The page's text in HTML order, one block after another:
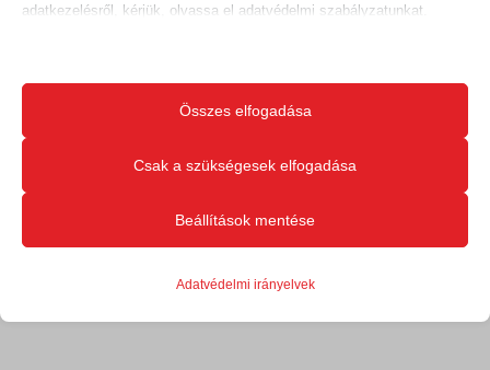
adatkezelésről, kérjük, olvassa el adatvédelmi szabályzatunkat.
Ne feledje, hogy ha bizonyos típusú sütik, vagy szolgáltatások
letiltása mellett dönt, az befolyásolhatja a webhely által nyújtott
élményét és az általunk kínált szolgáltatásokat.
működéséhez. Ezek a sütik és szolgáltatások a GDPR szerint nem
igénylik a felhasználó hozzájárulását.
Összes elfogadása
Csak a szükségesek elfogadása
Beállítások mentése
Adatvédelmi irányelvek